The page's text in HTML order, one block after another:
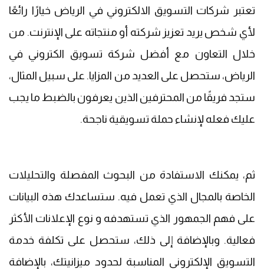
تعتبر شركات التسويق الالكتروني في الرياض خيارًا رائعًا
لأي شخص يريد تعزيز شركته أو منتجاته على الإنترنت. من
خلال التعاون مع أفضل شركة تسويق الكتروني في
الرياض، ستحصل على العديد من المزايا. على سبيل المثال،
ستجد فريقًا من المحترفين الذين يعرفون بالضبط ما يجب
عليك فعله لإنشاء حملة تسويقية ناجحة.
ثم، يمكنك الاستفادة من البحوث المفصلة والتحليلات
الخاصة بالمجال الذي تعمل فيه. ستساعدك هذه البيانات
على فهم الجمهور الذي تستهدفه و نوع الإعلانات الأكثر
فعالية. وبالإضافة إلى ذلك، ستحصل على تكلفة خدمة
التسويق الإلكتروني المناسبة لحدود ميزانيتك، بالإضافة